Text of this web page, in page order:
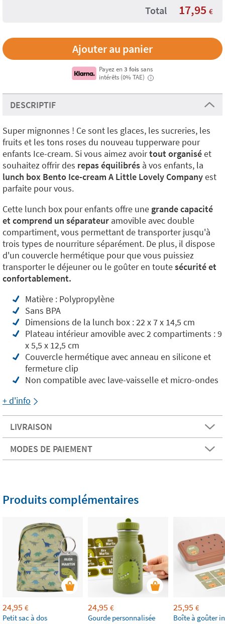
Total 17,95 €
Payez en 3 fois sans
intérêts (0% TAE)
i
DESCRIPTIF
Super mignonnes ! Ce sont les glaces, les sucreries, les
fruits et les tons roses du nouveau tupperware pour
enfants Ice-cream. Si vous aimez avoirtout organiséet
souhaitez offrir des repas équilibrés à vos enfants, la
lunch box Bento Ice-cream A Little Lovely Companyest
parfaite pour vous.
Cette lunch box pour enfants offre une grande capacité
et comprend un séparateur amovible avec double
compartiment, vous permettant de transporter jusqu'à
trois types de nourriture séparément. De plus, il dispose
d'un couvercle hermétique pour que vous puissiez
transporter le déjeuner ou le goûter en toutesécurité et
confortablement.
Matière : Polypropylène
Sans BPA
Dimensions de la lunch box : 22 x 7 x 14,5 cm
Plateau intérieur amovible avec 2 compartiments : 9
x 5,5 x 12,5 cm
Couvercle hermétique avec anneau en silicone et
fermeture clip
Non compatible avec lave-vaisselle et micro-ondes
+ d'info
LIVRAISON
MODES DE PAIEMENT
Produits complémentaires
24,95 €
Petit sac à dos
24,95 €
Gourde personnalisée
25,95 €
Boîte à goûter